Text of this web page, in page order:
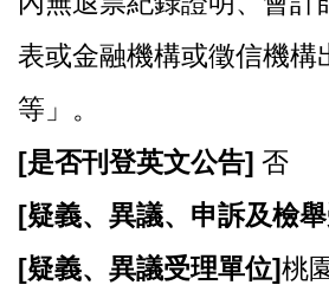
表或金融機構或徵信機構
等」。
[是否刊登英文公告] 否
[疑義、異議、申訴及檢
[疑義、異議受理單位]桃